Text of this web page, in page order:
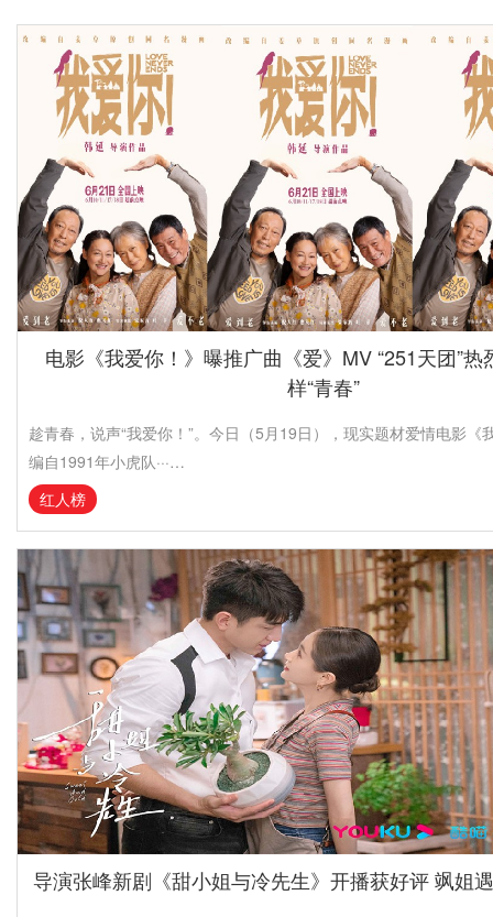
电影《我爱你！》曝推广曲《爱》MV “251天团”热
样“青春”
趁青春，说声“我爱你！”。今日（5月19日），现实题材爱情电影《
编自1991年小虎队···…
红人榜
导演张峰新剧《甜小姐与冷先生》开播获好评 飒姐